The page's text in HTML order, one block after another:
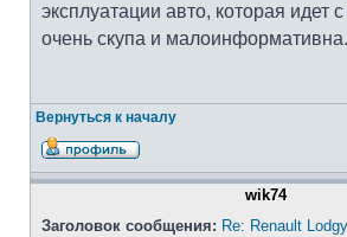
эксплуатации авто, которая идет
очень скупа и малоинформативна.
Вернуться к началу
wik74
Заголовок сообщения: Re: Renault Lodgy